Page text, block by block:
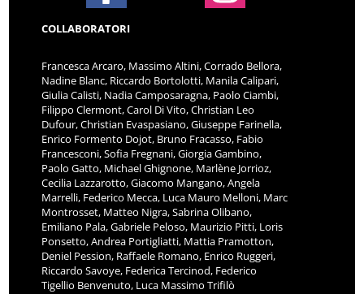
COLLABORATORI
Francesca Arcaro, Massimo Altini, Corrado Bellora,
Nadine Blanc, Riccardo Bortolotti, Manila Calipari,
Giulia Calisti, Nadia Camposaragna, Paolo Ciambi,
Filippo Clermont, Carol Di Vito, Christian Leo
Dufour, Christian Evaspasiano, Giuseppe Farinella,
Enrico Formento Dojot, Bruno Fracasso, Fabio
Francesconi, Sofia Fregnani, Giorgia Gambino,
Paolo Gatto, Michael Ghignone, Marlène Jorrioz,
Cecilia Lazzarotto, Giacomo Mangano, Angela
Marrelli, Federico Mecca, Luca Mauro Melloni, Marc
Montrosset, Matteo Nigra, Sabrina Olibano,
Emiliano Pala, Gabriele Peloso, Maurizio Pitti, Loris
Ponsetto, Andrea Portigliatti, Mattia Pramotton,
Deniel Pession, Raffaele Romano, Enrico Ruggeri,
Riccardo Savoye, Federica Tercinod, Federico
Tigellio Benvenuto, Luca Massimo Trifilò